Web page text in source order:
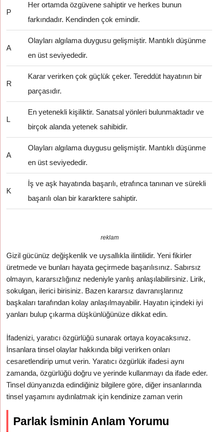
P
Her ortamda özgüvene sahiptir ve herkes bunun
farkındadır. Kendinden çok emindir.
A
Olayları algılama duygusu gelişmiştir. Mantıklı düşünme
en üst seviyededir.
R
Karar verirken çok güçlük çeker. Tereddüt hayatının bir
parçasıdır.
L
En yetenekli kişiliktir. Sanatsal yönleri bulunmaktadır ve
birçok alanda yetenek sahibidir.
A
Olayları algılama duygusu gelişmiştir. Mantıklı düşünme
en üst seviyededir.
K
İş ve aşk hayatında başarılı, etrafınca tanınan ve sürekli
başarılı olan bir kararktere sahiptir.
reklam
Gizil gücünüz değişkenlik ve uysallıkla ilintilidir. Yeni fikirler
üretmede ve bunları hayata geçirmede başarılısınız. Sabırsız
olmayın, kararsızlığınız nedeniyle yanlış anlaşılabilirsiniz. Lirik,
sokulgan, ilerici birisiniz. Bazen kararsız davranışlarınız
başkaları tarafından kolay anlaşılmayabilir. Hayatın içindeki iyi
yanları bulup çıkarma düşkünlüğünüze dikkat edin.
İfadenizi, yaratıcı özgürlüğü sunarak ortaya koyacaksınız.
İnsanlara tinsel olaylar hakkında bilgi verirken onları
cesaretlendirip umut verin. Yaratıcı özgürlük ifadesi aynı
zamanda, özgürlüğü doğru ve yerinde kullanmayı da ifade eder.
Tinsel dünyanızda edindiğiniz bilgilere göre, diğer insanlarında
tinsel yaşamını aydınlatmak için kendinize zaman verin
Parlak İsminin Anlam Yorumu